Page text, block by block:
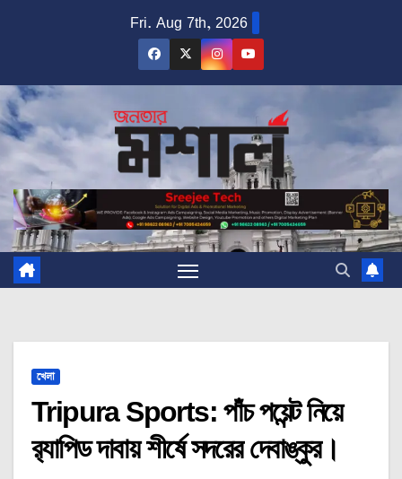
Fri. Aug 7th, 2026
খেলা
Tripura Sports: পাঁচ পয়েন্ট নিয়ে
র‍্যাপিড দাবায় শীর্ষে সদরের দেবাঙ্কুর।